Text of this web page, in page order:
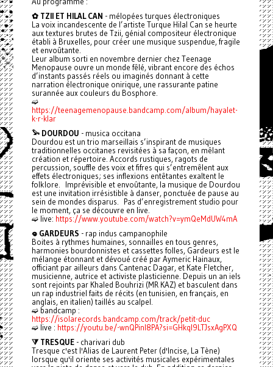
✿ TZII ET HILAL CAN - mélopées turques électroniques
La voix incandescente de l’artiste Turque Hilal Can se heurte
aux textures brutes de Tzii, génial compositeur électronique
établi à Bruxelles, pour créer une musique suspendue, fragile
et envoûtante.
Leur album sorti en novembre dernier chez Teenage
Menopause ouvre un monde fêlé, vibrant encore des échos
d’instants passés réels ou imaginés donnant à cette
narration électronique onirique, une rassurante patine
surannée aux couleurs du Bosphore.
➫
https://teenagemenopause.bandcamp.com/album/hayalet-
k-r-klar
𓅩 DOURDOU - musica occitana
Dourdou est un trio marseillais s’inspirant de musiques
traditionnelles occitanes revisitées à sa façon, en mêlant
création et répertoire. Accords rustiques, ragots de
percussion, souffle des voix et fifres qui s’entremêlent aux
effets électroniques; ses inflexions entêtantes exaltent le
folklore. Imprévisible et envoûtante, la musique de Dourdou
est une invitation irrésistible à danser, ponctuée de pause au
sein de mondes disparus. Pas d’enregistrement studio pour
le moment, ça se découvre en live.
➫ live: https://www.youtube.com/watch?v=ymQeMdUW4mA
𖦹 GARDEURS - rap indus campanophile
Boites à rythmes humaines, sonnailles en tous genres,
harmonies bourdonnistes et cassettes folles, Gardeurs est le
mélange étonnant et dévoué créé par Aymeric Hainaux,
officiant par ailleurs dans Cantenac Dagar, et Kate Fletcher,
musicienne, autrice et activiste plasticienne. Depuis un an iels
sont rejoints par Khaled Bouhrizi (MR KAZ) et basculent dans
un rap industriel faits de récits (en tunisien, en français, en
anglais, en italien) taillés au scalpel.
➫ bandcamp :
https://isolarecords.bandcamp.com/track/petit-duc
➫ live : https://youtu.be/-wnQPinl8PA?si=GHkql9LTJsxAgPXQ
⧩ TRESQUE- charivari dub
Tresque c'est l'Alias de Laurent Peter (d'Incise, La Tène)
lorsque qu'il oriente ses activités musicales expérimentales